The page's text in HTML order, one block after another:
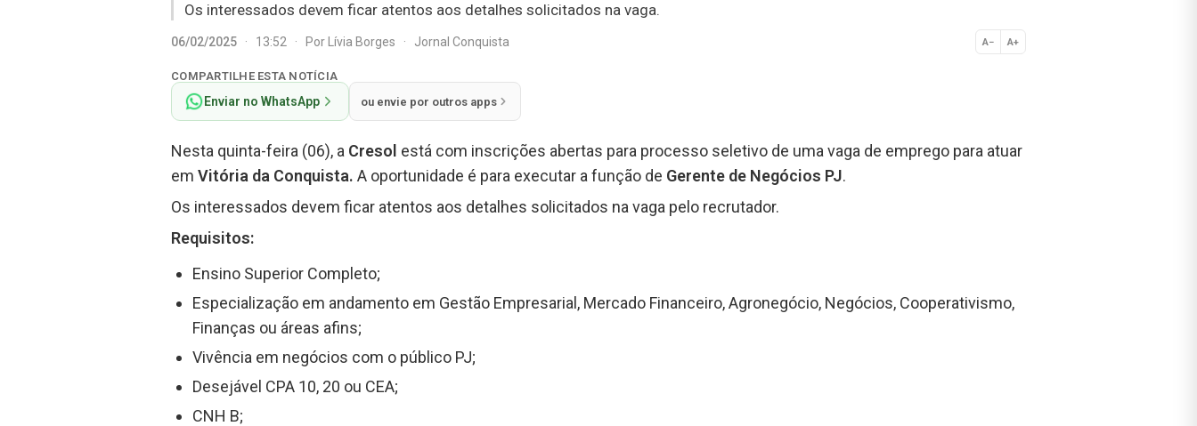
Os interessados devem ficar atentos aos detalhes solicitados na vaga.
06/02/2025 · 13:52 · PorLívia Borges · Jornal Conquista A− A+
Normal
COMPARTILHE ESTA NOTÍCIA
Enviar no WhatsApp ou envie por outros apps
Nesta quinta-feira (06), a Cresol está com inscrições abertas para processo seletivo de uma vaga de emprego para atuar
em Vitória da Conquista. A oportunidade é para executar a função de Gerente de Negócios PJ.
Os interessados devem ficar atentos aos detalhes solicitados na vaga pelo recrutador.
Requisitos:
Ensino Superior Completo;
Especialização em andamento em Gestão Empresarial, Mercado Financeiro, Agronegócio, Negócios, Cooperativismo,
Finanças ou áreas afins;
Vivência em negócios com o público PJ;
Desejável CPA 10, 20 ou CEA;
CNH B;